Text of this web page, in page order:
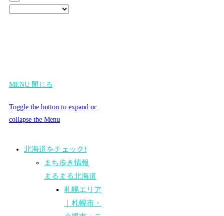
MENU 閉じる
Toggle the button to expand or
collapse the Menu
北海道をチェック!
まち歩き情報
まるまる北海道
札幌エリア
｜札幌市・